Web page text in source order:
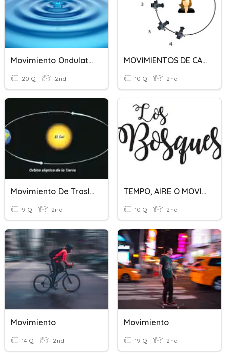
Movimiento Ondulatorio
20 Q 2nd
MOVIMIENTOS DE CAMARA
10 Q 2nd
Movimiento De Traslación
9 Q 2nd
TEMPO, AIRE O MOVIMIENTO
10 Q 2nd
Movimiento
14 Q 2nd
Movimiento
19 Q 2nd